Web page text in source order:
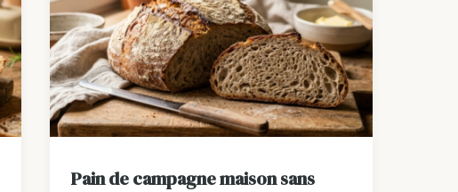
Pain de campagne maison sans